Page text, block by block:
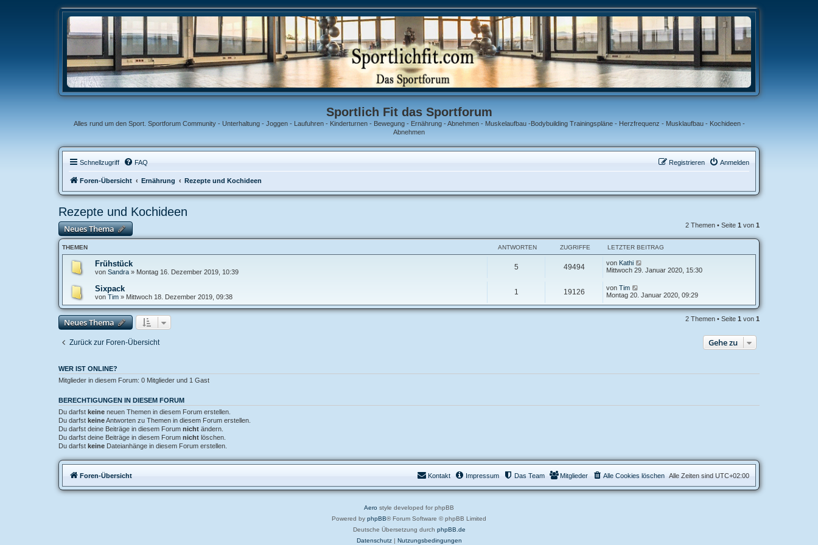
Sportlich Fit das Sportforum
Alles rund um den Sport. Sportforum Community - Unterhaltung - Joggen - Laufuhren - Kinderturnen - Bewegung - Ernährung - Abnehmen - Muskelaufbau -Bodybuilding Trainingspläne - Herzfrequenz - Musklaufbau - Kochideen -
Abnehmen
Schnellzugriff FAQ Anmelden
Registrieren
Foren-Übersicht Ernährung Rezepte und Kochideen
Rezepte und Kochideen
Neues Thema 2 Themen • Seite 1 von 1
THEMEN ANTWORTEN ZUGRIFFE LETZTER BEITRAG
Frühstück
von Sandra » Montag 16. Dezember 2019, 10:39
5 49494 von Kathi
Mittwoch 29. Januar 2020, 15:30
Sixpack
von Tim » Mittwoch 18. Dezember 2019, 09:38
1 19126 von Tim
Montag 20. Januar 2020, 09:29
Neues Thema 2 Themen • Seite 1 von 1
Zurück zur Foren-Übersicht Gehe zu
WER IST ONLINE?
Mitglieder in diesem Forum: 0 Mitglieder und 1 Gast
BERECHTIGUNGEN IN DIESEM FORUM
Du darfst keine neuen Themen in diesem Forum erstellen.
Du darfst keineAntworten zu Themen in diesem Forum erstellen.
Du darfst deine Beiträge in diesem Forum nicht ändern.
Du darfst deine Beiträge in diesem Forum nicht löschen.
Du darfst keine Dateianhänge in diesem Forum erstellen.
Foren-Übersicht Alle Zeiten sind UTC+02:00
Alle Cookies löschen
Mitglieder
Das Team
Impressum
Kontakt
Aero style developed for phpBB
Powered by phpBB® Forum Software © phpBB Limited
Deutsche Übersetzung durch phpBB.de
Datenschutz| Nutzungsbedingungen